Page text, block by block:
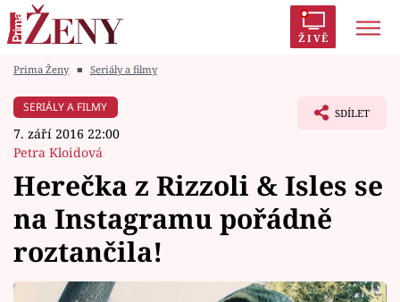
ŽIVĚ
Módní alarm
Témata
Celebrity
Prima Ženy ■ Seriály a filmy
SERIÁLY A FILMY
7. září 2016 22:00
Petra Kloidová
SDÍLET
Herečka z Rizzoli & Isles se
na Instagramu pořádně
roztančila!